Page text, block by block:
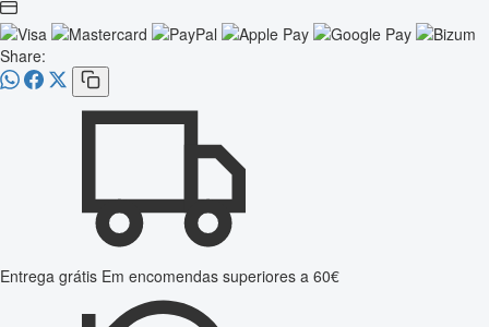
Share:
Entrega grátis Em encomendas superiores a 60€